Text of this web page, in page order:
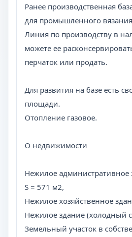
Ранее производственная
для промышленного
Линия по производству в
можете ее
перчаток или продать.
Для развития на базе есть
площади.
Отопление газовое.
О недвижимости
Нежилое административное
S = 571 м2,
Нежилое хозяйственное
Нежилое здание (холодный
Земельный участок в